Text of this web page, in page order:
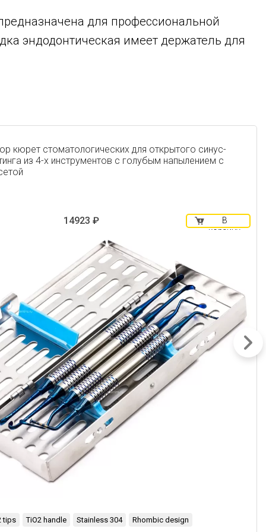
для профессиональной
эндодонтическая имеет держатель для
кюрет стоматологических для открытого синус-
из 4-х инструментов с голубым напылением с
14923 ₽
В
корзину
tips TiO2 handle Stainless 304 Rhombic design